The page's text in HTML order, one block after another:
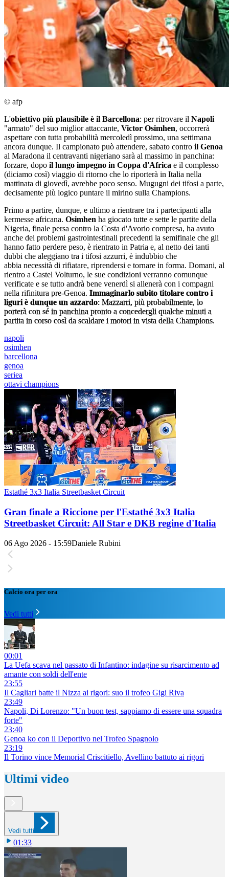
© afp
L'obiettivo più plausibile è il Barcellona: per ritrovare il Napoli
"armato" del suo miglior attaccante, Victor Osimhen, occorrerà
aspettare con tutta probabilità mercoledì prossimo, una settimana
ancora dunque. Il campionato può attendere, sabato contro il Genoa
al Maradona il centravanti nigeriano sarà al massimo in panchina:
forzare, dopo il lungo impegno in Coppa d'Africa e il complesso
(diciamo così) viaggio di ritorno che lo riporterà in Italia nella
mattinata di giovedì, avrebbe poco senso. Mugugni dei tifosi a parte,
decisamente più logico puntare il mirino sulla Champions.
Primo a partire, dunque, e ultimo a rientrare tra i partecipanti alla
kermesse africana. Osimhen ha giocato tutte e sette le partite della
Nigeria, finale persa contro la Costa d'Avorio compresa, ha avuto
anche dei problemi gastrointestinali precedenti la semifinale che gli
hanno fatto perdere peso, è rientrato in Patria e, al netto dei tanti
dubbi che aleggiano tra i tifosi azzurri, è indubbio che
abbia necessità di rifiatare, riprendersi e tornare in forma. Domani, al
rientro a Castel Volturno, le sue condizioni verranno comunque
verificate e se tutto andrà bene venerdì si allenerà con i compagni
nella rifinitura pre-Genoa. Immaginarlo subito titolare contro i
liguri è dunque un azzardo: Mazzarri, più probabilmente, lo
porterà con sé in panchina pronto a concedergli qualche minuti a
partita in corso così da scaldare i motori in vista della Champions.
napoli
osimhen
barcellona
genoa
seriea
ottavi champions
Estathé 3x3 Italia Streetbasket Circuit
Gran finale a Riccione per l'Estathé 3x3 Italia
Streetbasket Circuit: All Star e DKB regine d'Italia
06 Ago 2026 - 15:59Daniele Rubini
Calcio ora per ora
Vedi tutti
00:01
La Uefa scava nel passato di Infantino: indagine su risarcimento ad
amante con soldi dell'ente
23:55
Il Cagliari batte il Nizza ai rigori: suo il trofeo Gigi Riva
23:49
Napoli, Di Lorenzo: "Un buon test, sappiamo di essere una squadra
forte"
23:40
Genoa ko con il Deportivo nel Trofeo Spagnolo
23:19
Il Torino vince Memorial Criscitiello, Avellino battuto ai rigori
Ultimi video
Vedi tutti
01:33